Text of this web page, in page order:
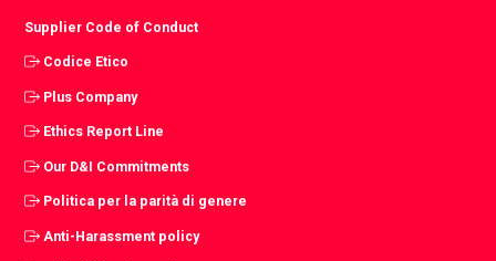
Supplier Code of Conduct
Codice Etico
Plus Company
Ethics Report Line
Our D&I Commitments
Politica per la parità di genere
Anti-Harassment policy